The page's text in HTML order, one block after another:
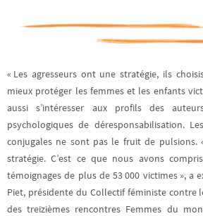
« Les agresseurs ont une stratégie, ils
mieux protéger les femmes et les enfants
aussi s’intéresser aux profils des
psychologiques de déresponsabilisation.
conjugales ne sont pas le fruit de pulsions.
stratégie. C’est ce que nous avons
témoignages de plus de 53 000 victimes », a
Piet, présidente du Collectif féministe contre
des treizièmes rencontres Femmes du